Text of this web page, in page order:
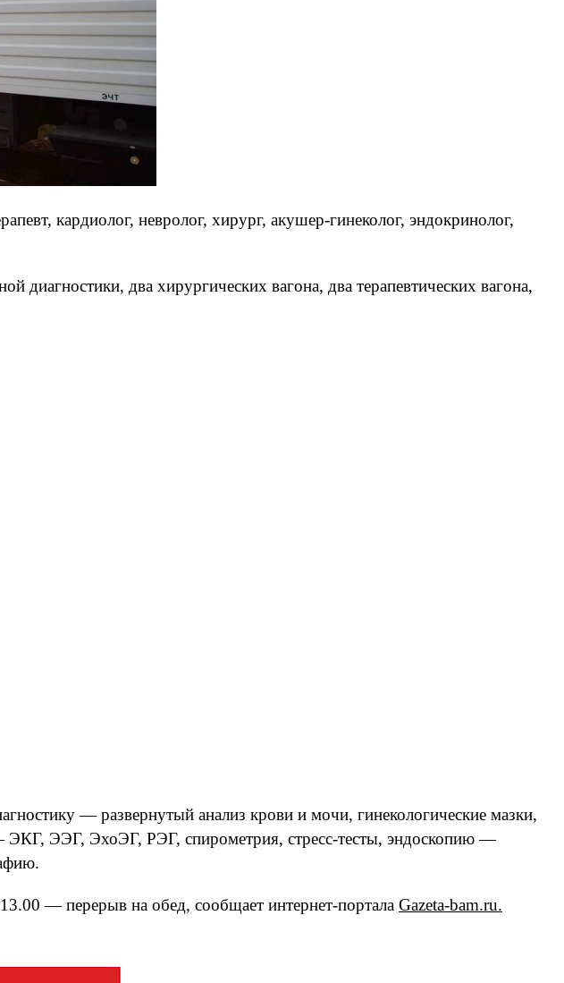
кардиолог, невролог, хирург, акушер-гинеколог, эндокринолог,
диагностики, два хирургических вагона, два терапевтических вагона,
— развернутый анализ крови и мочи, гинекологические мазки,
ЭКГ, ЭЭГ, ЭхоЭГ, РЭГ, спирометрия, стресс-тесты, эндоскопию —
— перерыв на обед, сообщает интернет-портала Gazeta-bam.ru.